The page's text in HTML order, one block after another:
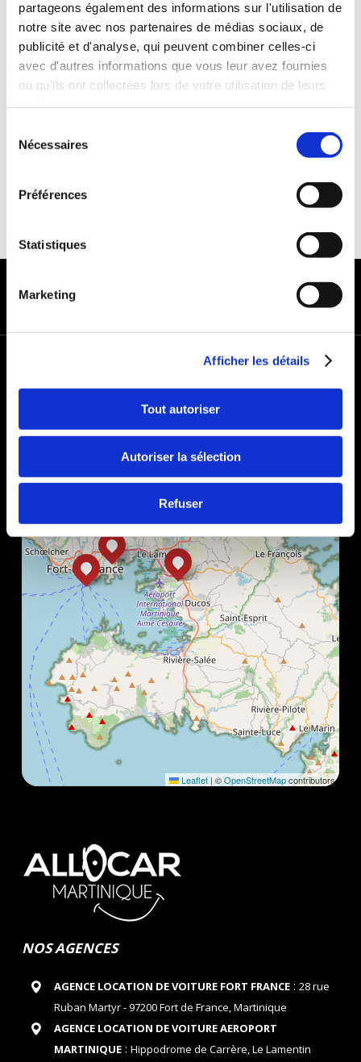
partageons également des informations sur l'utilisation de
notre site avec nos partenaires de médias sociaux, de
publicité et d'analyse, qui peuvent combiner celles-ci
avec d'autres informations que vous leur avez fournies
ou qu'ils ont collectées lors de votre utilisation de leurs
Nécessaires
Préférences
Statistiques
Marketing
Afficher les détails
Tout autoriser
Autoriser la sélection
Refuser
Années de permis :2 ans
ASSURANCE
Franchise : 1000 €
Caution :1000 €
−
Leaflet | ©OpenStreetMapcontributors
NOS AGENCES
AGENCE LOCATION DE VOITURE FORT FRANCE: 28 rue
Ruban Martyr - 97200 Fort de France, Martinique
AGENCE LOCATION DE VOITURE AEROPORT
MARTINIQUE: Hippodrome de Carrère, Le Lamentin